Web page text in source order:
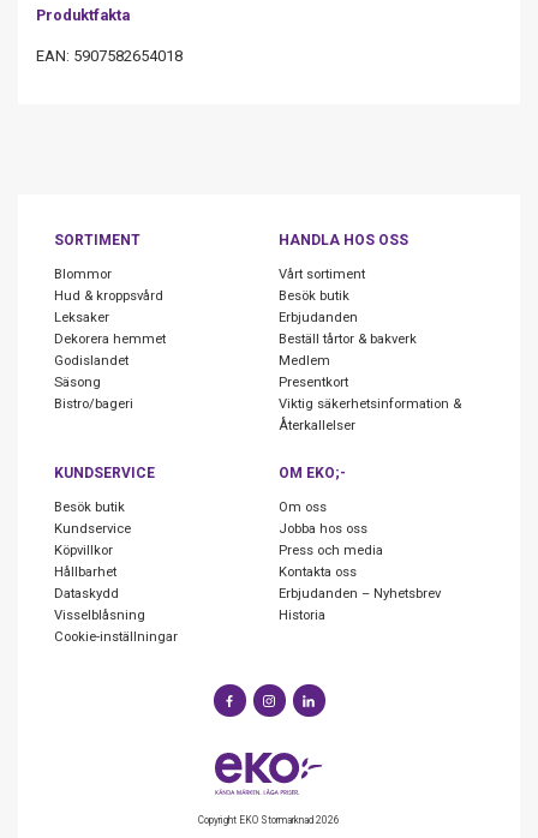
Produktfakta
EAN: 5907582654018
SORTIMENT
Blommor
Hud & kroppsvård
Leksaker
Dekorera hemmet
Godislandet
Säsong
Bistro/bageri
HANDLA HOS OSS
Vårt sortiment
Besök butik
Erbjudanden
Beställ tårtor & bakverk
Medlem
Presentkort
Viktig säkerhetsinformation &
Återkallelser
KUNDSERVICE
Besök butik
Kundservice
Köpvillkor
Hållbarhet
Dataskydd
Visselblåsning
Cookie-inställningar
OM EKO;-
Om oss
Jobba hos oss
Press och media
Kontakta oss
Erbjudanden – Nyhetsbrev
Historia
Copyright EKO Stormarknad 2026